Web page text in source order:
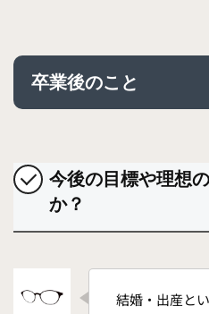
卒業後のこと
今後の目標や理想
か？
結婚・出産と